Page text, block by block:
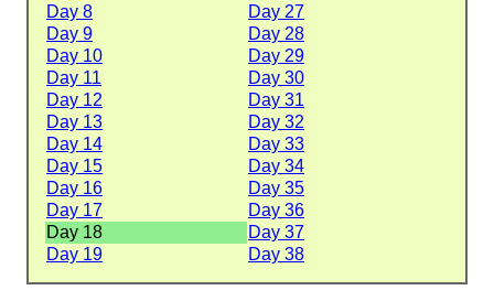
Day 8
Day 27
Day 9
Day 28
Day 10
Day 29
Day 11
Day 30
Day 12
Day 31
Day 13
Day 32
Day 14
Day 33
Day 15
Day 34
Day 16
Day 35
Day 17
Day 36
Day 18
Day 37
Day 19
Day 38